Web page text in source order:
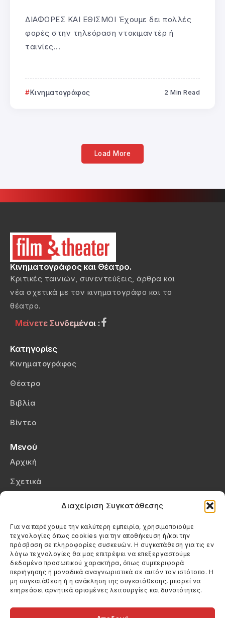
Διαχείριση Συγκατάθεσης
Για να παρέχουμε την καλύτερη εμπειρία, χρησιμοποιούμε
τεχνολογίες όπως cookies για την αποθήκευση ή/και την
πρόσβαση σε πληροφορίες συσκευών. Η συγκατάθεση για τις εν
λόγω τεχνολογίες θα μας επιτρέψει να επεξεργαστούμε
δεδομένα προσωπικού χαρακτήρα, όπως συμπεριφορά
περιήγησης ή μοναδικά αναγνωριστικά σε αυτόν τον ιστότοπο. Η
μη συγκατάθεση ή η ανάκληση της συγκατάθεσης, μπορεί να
επηρεάσει αρνητικά ορισμένες λειτουργίες και δυνατότητες.
ΔΙΑΦΟΡΕΣ ΚΑΙ ΕΘΙΣΜΟΙ Έχουμε δει πολλές
φορές στην τηλεόραση ντοκιμαντέρ ή
ταινίες...
Κινηματογράφος 2 Min Read
Load More
Κινηματογράφος και Θέατρο.
Κριτικές ταινιών, συνεντεύξεις, άρθρα και
νέα σχετικά με τον κινηματογράφο και το
θέατρο.
Μείνετε Συνδεμένοι :
Κατηγορίες
Κινηματογράφος
Θέατρο
Βιβλία
Βίντεο
Μενού
Αρχική
Σχετικά
Πολιτική Cookies (ΕΕ)
Στοιχεία Επικοινωνίας
Καλεσέ μας
(+30) 6974123481
Στείλε μας email
info@filmandtheater.gr